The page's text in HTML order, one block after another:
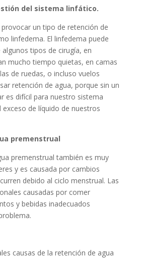
del sistema linfático.
un tipo de retención de
linfedema. El linfedema puede
tipos de cirugía, en
mucho tiempo quietas, en camas
de ruedas, o incluso vuelos
retención de agua, porque sin un
es difícil para nuestro sistema
de líquido de nuestros
premenstrual
premenstrual también es muy
y es causada por cambios
debido al ciclo menstrual. Las
causadas por comer
y bebidas inadecuados
causas de la retención de agua